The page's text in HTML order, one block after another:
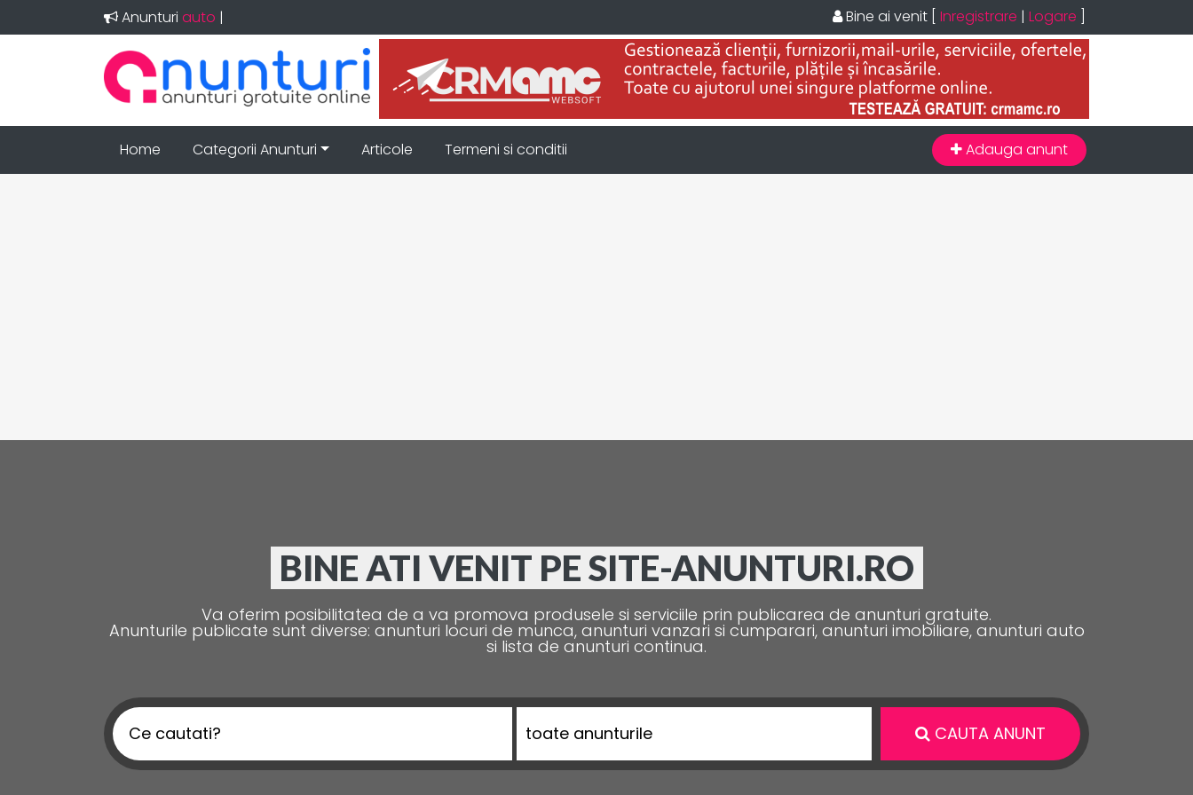
Anunturi imo| Bine ai venit Inregistrare | Logare
Home Categorii Anunturi Articole Termeni si conditii Adauga anunt
BINE ATI VENIT PE SITE-ANUNTURI.RO
Va oferim posibilitatea de a va promova produsele si serviciile prin publicarea de anunturi gratuite.
Anunturile publicate sunt diverse: anunturi locuri de munca, anunturi vanzari si cumparari, anunturi imobiliare, anunturi auto
si lista de anunturi continua.
toate anunturile CAUTA ANUNT